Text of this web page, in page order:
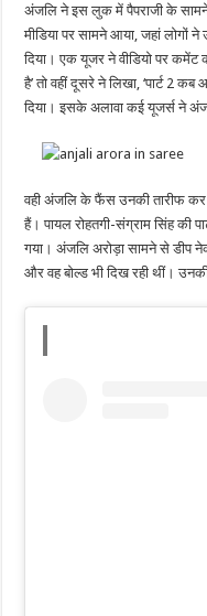
अंजलि ने इस लुक में पैपराजी के सामने
मीडिया पर सामने आया, जहां लोगों
दिया। एक यूजर ने वीडियो पर कमेंट
है’ तो वहीं दूसरे ने लिखा, ‘पार्ट 2
दिया। इसके अलावा कई यूजर्स ने
वही अंजलि के फैंस उनकी तारीफ
हैं। पायल रोहतगी-संग्राम सिंह की
गया। अंजलि अरोड़ा सामने से डीप
और वह बोल्ड भी दिख रही थीं।